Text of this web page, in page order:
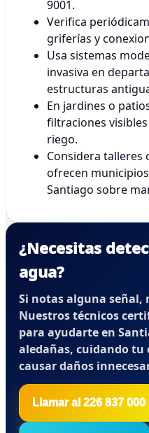
9001.
Verifica
griferías y
Usa sistemas
invasiva en
estructuras
En jardines o
filtraciones
riego.
Considera talleres
ofrecen
Santiago sobre
¿Necesitas
agua?
Si notas alguna señal,
Nuestros técnicos
para ayudarte en
aledañas, cuidando tu
causar daños
Llamar al 226 837 000